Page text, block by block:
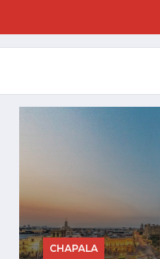
JALISCO